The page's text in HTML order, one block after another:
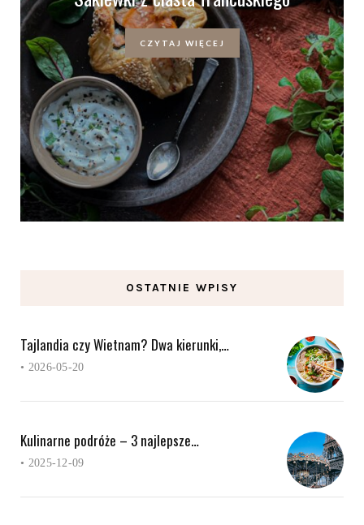
CZYTAJ WIĘCEJ
OSTATNIE WPISY
Tajlandia czy Wietnam? Dwa kierunki,…
• 2026-05-20
Kulinarne podróże – 3 najlepsze…
• 2025-12-09